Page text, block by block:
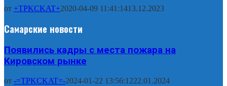
от +TPKCKAT+2020-04-09 11:41:1413.12.2023
Самарские новости
Появились кадры с места пожара на
Кировском рынке
от -=TPKCKAT=-2024-01-22 13:56:1222.01.2024